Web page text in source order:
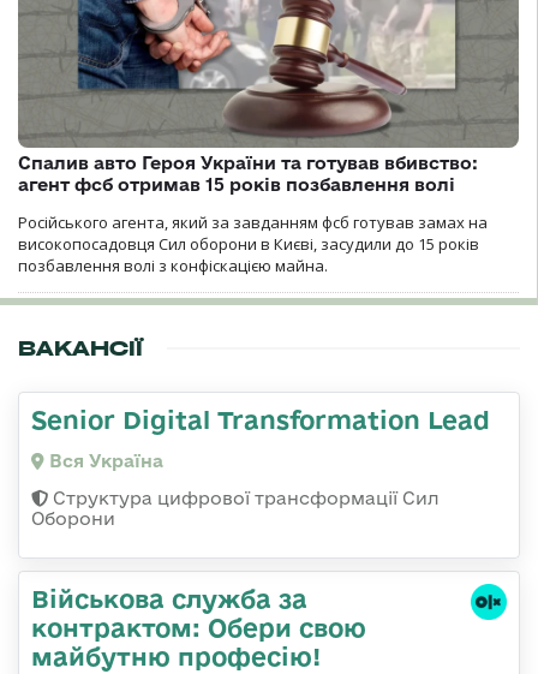
Спалив авто Героя України та готував вбивство:
агент фсб отримав 15 років позбавлення волі
Російського агента, який за завданням фсб готував замах на
високопосадовця Сил оборони в Києві, засудили до 15 років
позбавлення волі з конфіскацією майна.
ВАКАНСІЇ
Senior Digital Transformation Lead
Вся Україна
Структура цифрової трансформації Сил
Оборони
Військова служба за
контрактом: Обери свою
майбутню професію!